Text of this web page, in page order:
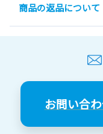
商品の返品について
お問い合